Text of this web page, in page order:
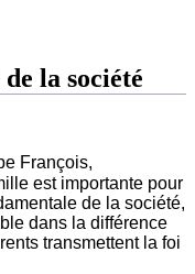
la société
François,
est importante pour
de la société,
dans la différence
transmettent la foi